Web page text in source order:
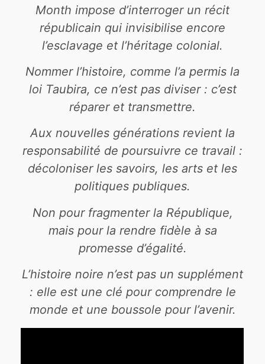
Month impose d’interroger un récit
républicain qui invisibilise encore
l’esclavage et l’héritage colonial.
Nommer l’histoire, comme l’a permis la
loi Taubira, ce n’est pas diviser : c’est
réparer et transmettre.
Aux nouvelles générations revient la
responsabilité de poursuivre ce travail :
décoloniser les savoirs, les arts et les
politiques publiques.
Non pour fragmenter la République,
mais pour la rendre fidèle à sa
promesse d’égalité.
L’histoire noire n’est pas un supplément
: elle est une clé pour comprendre le
monde et une boussole pour l’avenir.